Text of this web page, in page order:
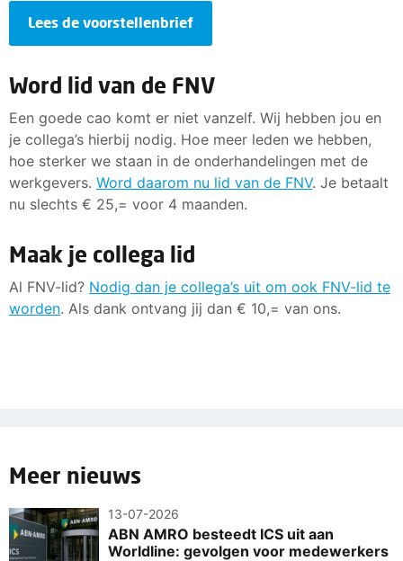
Lees de voorstellenbrief
Word lid van de FNV
Een goede cao komt er niet vanzelf. Wij hebben jou en
je collega’s hierbij nodig. Hoe meer leden we hebben,
hoe sterker we staan in de onderhandelingen met de
werkgevers. Word daarom nu lid van de FNV. Je betaalt
nu slechts € 25,= voor 4 maanden.
Maak je collega lid
Al FNV-lid? Nodig dan je collega’s uit om ook FNV-lid te
worden. Als dank ontvang jij dan € 10,= van ons.
Meer nieuws
13-07-2026
ABN AMRO besteedt ICS uit aan
Worldline: gevolgen voor medewerkers